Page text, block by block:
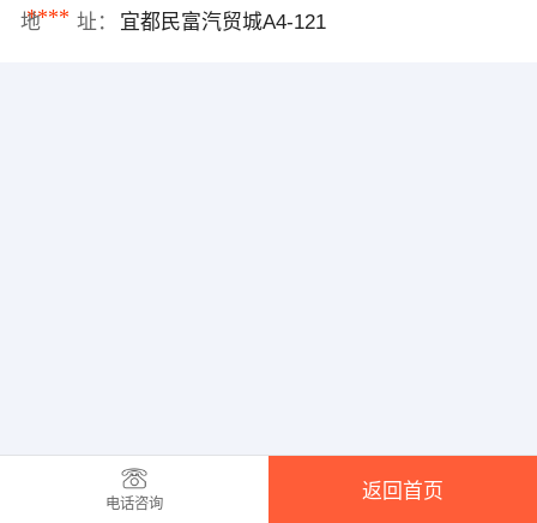
****
地 址： 宜都民富汽贸城A4-121
电话咨询
返回首页